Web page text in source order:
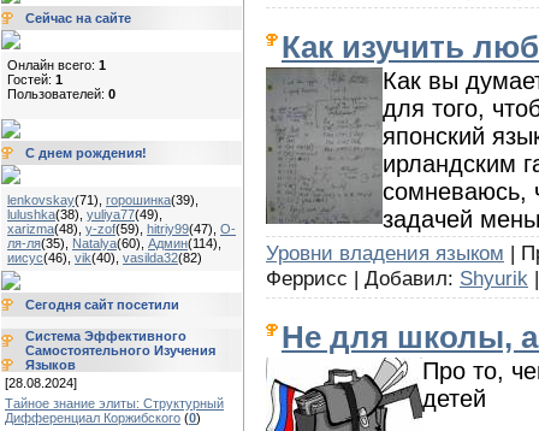
Сейчас на сайте
Онлайн всего: 1
Гостей: 1
Пользователей: 0
С днем рождения!
lenkovskay(71) горошинка(39)
lulushka(38) yuliya77(49)
xarizma(48) y-zof(59) hitriy99(47) О-
ля-ля(35) Natalya(60) Админ(114)
иисус(46) vik(40) vasilda32(82)
Сегодня сайт посетили
Система Эффективного
Самостоятельного Изучения
Языков
[28.08.2024]
Тайное знание элиты: Структурный
Дифференциал Коржибского (0)
Как изучить
Как вы
для того,
японский
ирландским
сомневаюсь,
задачей
Уровни владения языком |
Феррисс | Добавил: Shyurik
Не для школы,
Про то,
детей